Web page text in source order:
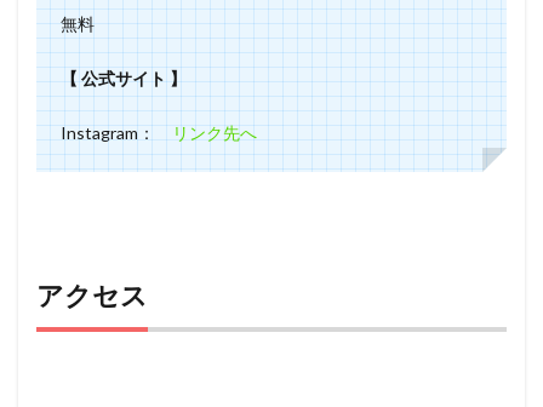
無料
【 公式サイト 】
Instagram：リンク先へ
アクセス